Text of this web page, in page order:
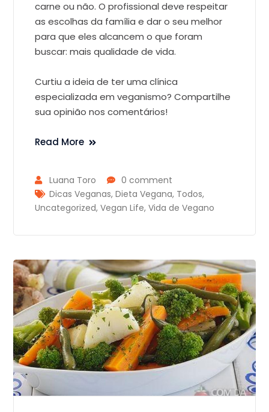
carne ou não. O profissional deve respeitar
as escolhas da família e dar o seu melhor
para que eles alcancem o que foram
buscar: mais qualidade de vida.
Curtiu a ideia de ter uma clínica
especializada em veganismo? Compartilhe
sua opinião nos comentários!
Read More
Luana Toro
0 comment
Dicas Veganas,Dieta Vegana, Todos,
Uncategorized,Vegan Life,Vida de Vegano